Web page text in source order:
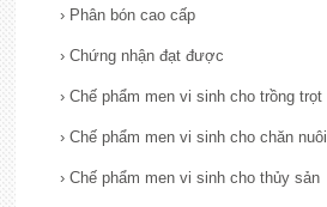
› Phân bón cao cấp
› Chứng nhận đạt được
› Chế phẩm men vi sinh cho trồng trọt
› Chế phẩm men vi sinh cho chăn nuôi
› Chế phẩm men vi sinh cho thủy sản